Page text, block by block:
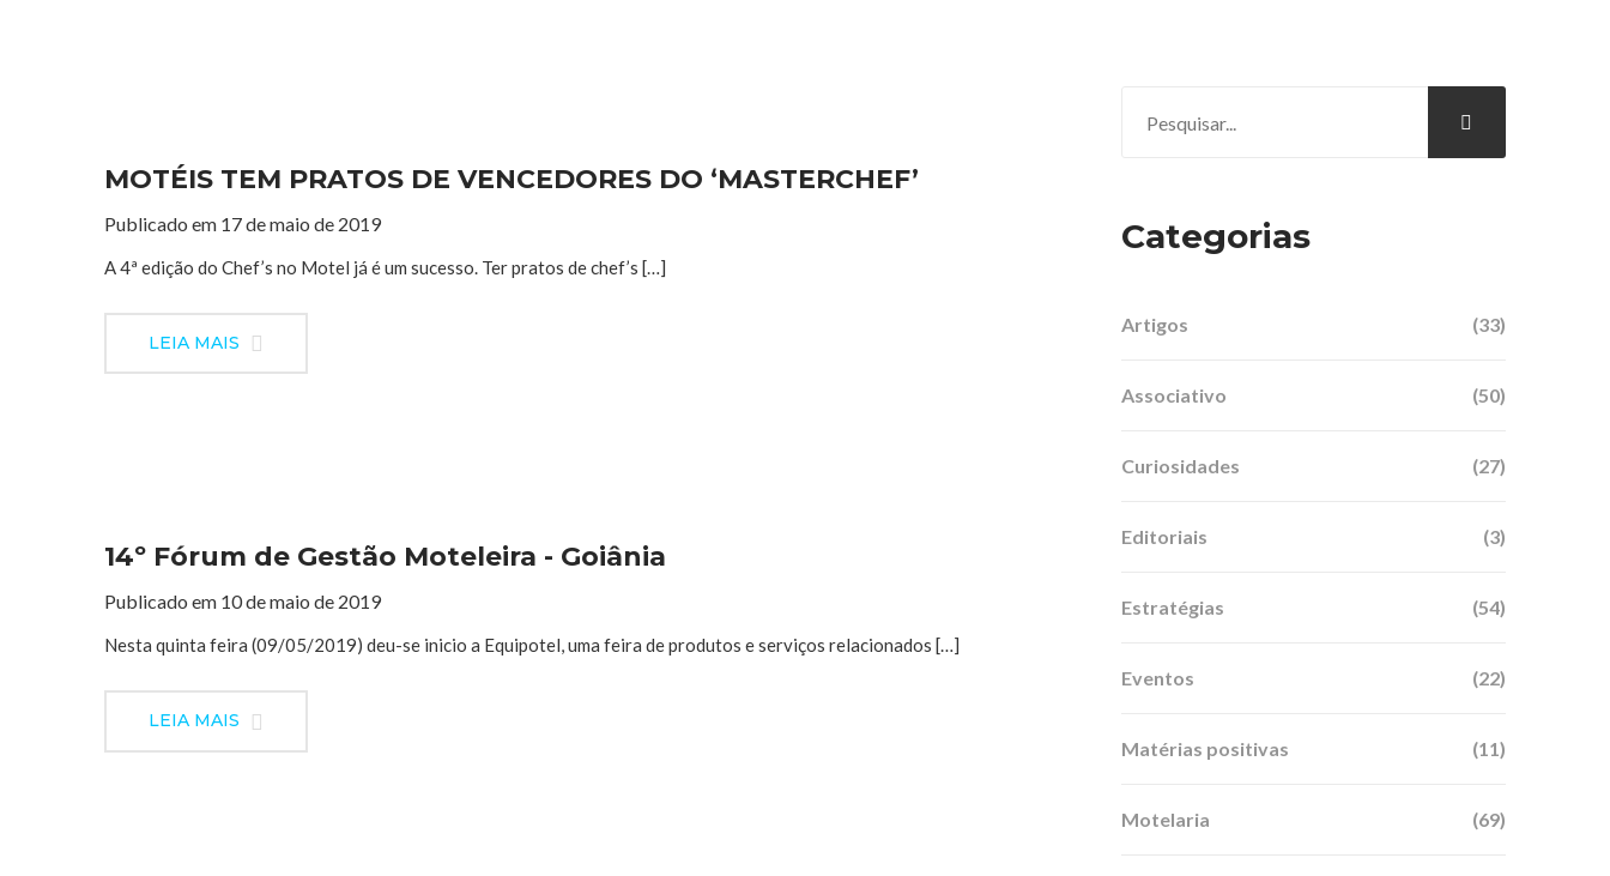
MOTÉIS TEM PRATOS DE VENCEDORES DO ‘MASTERCHEF’
Publicado em 17 de maio de 2019
A 4ª edição do Chef’s no Motel já é um sucesso. Ter pratos de chef’s […]
LEIA MAIS
14º Fórum de Gestão Moteleira - Goiânia
Publicado em 10 de maio de 2019
Nesta quinta feira (09/05/2019) deu-se inicio a Equipotel, uma feira de produtos e serviços relacionados […]
LEIA MAIS
Categorias
Artigos (33)
Associativo (50)
Curiosidades (27)
Editoriais (3)
Estratégias (54)
Eventos (22)
Matérias positivas (11)
Motelaria (69)